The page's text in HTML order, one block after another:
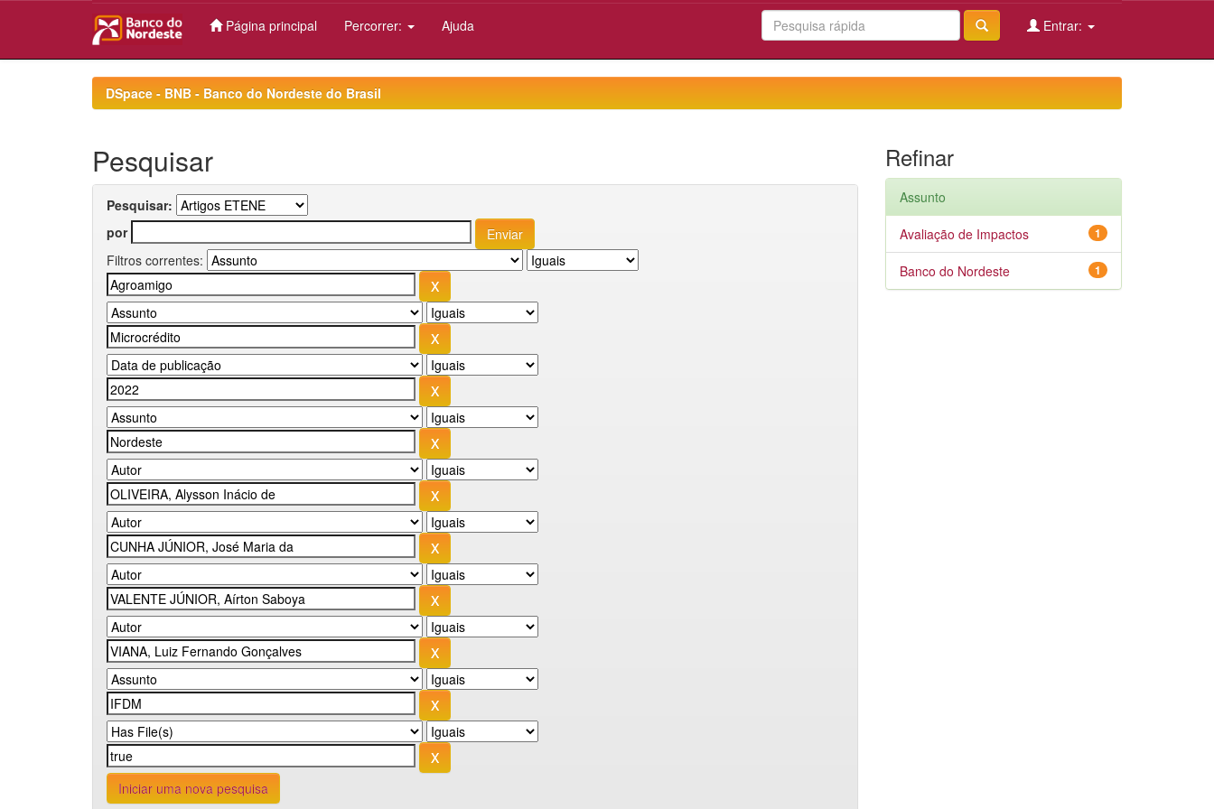
Página principal Percorrer: Ajuda Entrar:
DSpace - BNB - Banco do Nordeste do Brasil
Pesquisar
Pesquisar:
por
Filtros correntes:
Iniciar uma nova pesquisa
Refinar
Assunto
1
Avaliação de Impactos
1
Banco do Nordeste